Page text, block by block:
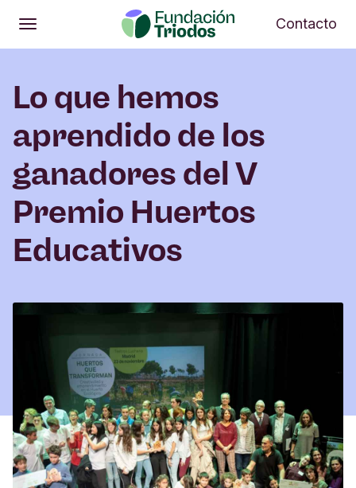
Abrir
Menú principal
Abrir
Contacto
Lo que hemos
aprendido de los
ganadores del V
Premio Huertos
Educativos